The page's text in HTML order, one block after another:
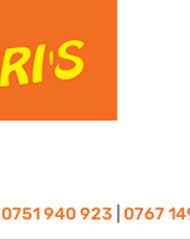
0751 940 923 0767